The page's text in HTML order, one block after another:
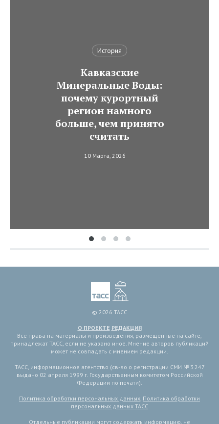
История
Кавказские
Минеральные Воды:
почему курортный
регион намного
больше, чем принято
считать
10 Марта, 2026
© 2026 ТАСС
О ПРОЕКТЕ РЕДАКЦИЯ
Все права на материалы и произведения, размещенные на сайте,
принадлежат ТАСС, если не указано иное. Мнение авторов публикаций
может не совпадать с мнением редакции.
ТАСС, информационное агентство (св-во о регистрации СМИ № 3 247
выдано 02 апреля 1999 г. Государственным комитетом Российской
Федерации по печати).
Политика обработки персональных данных, Политика обработки
персональных данных ТАСС
Отдельные публикации могут содержать информацию, не